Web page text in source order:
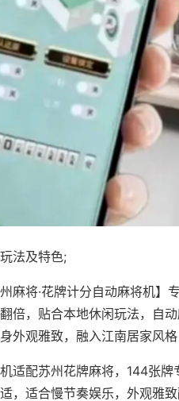
法及特色;
州麻将·花牌计分自动麻将机
倍，贴合本地休闲玩法，自
外观雅致，融入江南居家风
适配苏州花牌麻将，144张
，适合慢节奏娱乐，外观雅